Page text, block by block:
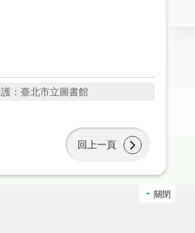
：臺北市立圖書館
回上一頁
關閉